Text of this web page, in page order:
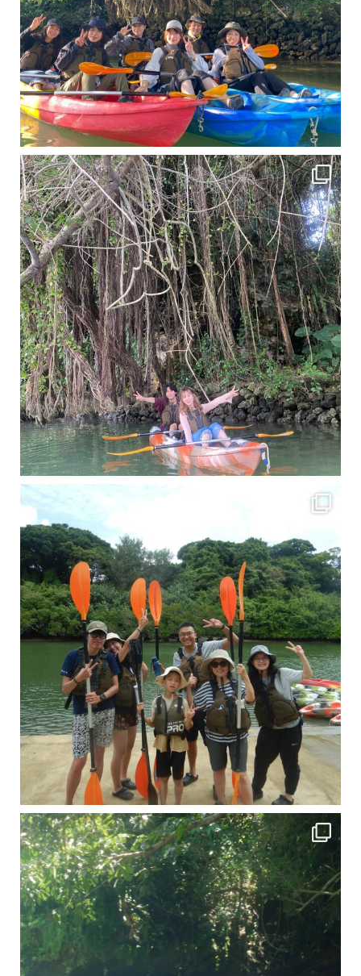
11月となり沖縄も寒くなってきましたが まだまだ沖縄は半袖です
この時期は、修学旅行
梅雨真っ只中の沖縄ですが 今日もカンカンに晴れてくれました！！
今日は満潮だっ
引き潮だったの